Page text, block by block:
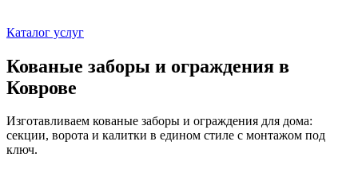
Каталог услуг
Кованые заборы и ограждения в
Коврове
Изготавливаем кованые заборы и ограждения для дома:
секции, ворота и калитки в едином стиле с монтажом под
ключ.